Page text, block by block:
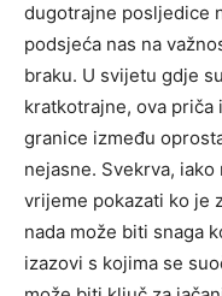
dugotrajne posljedice
podsjeća nas na
braku. U svijetu gdje
kratkotrajne, ova priča
granice između
nejasne. Svekrva, iako
vrijeme pokazati ko je
nada može biti snaga
izazovi s kojima se